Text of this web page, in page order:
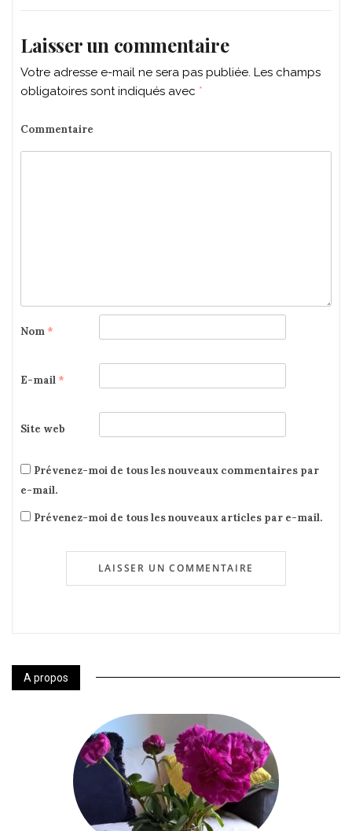
Laisser un commentaire
Votre adresse e-mail ne sera pas publiée. Les champs
obligatoires sont indiqués avec *
Commentaire
Nom *
E-mail *
Site web
Prévenez-moi de tous les nouveaux commentaires par
e-mail.
Prévenez-moi de tous les nouveaux articles par e-mail.
A propos